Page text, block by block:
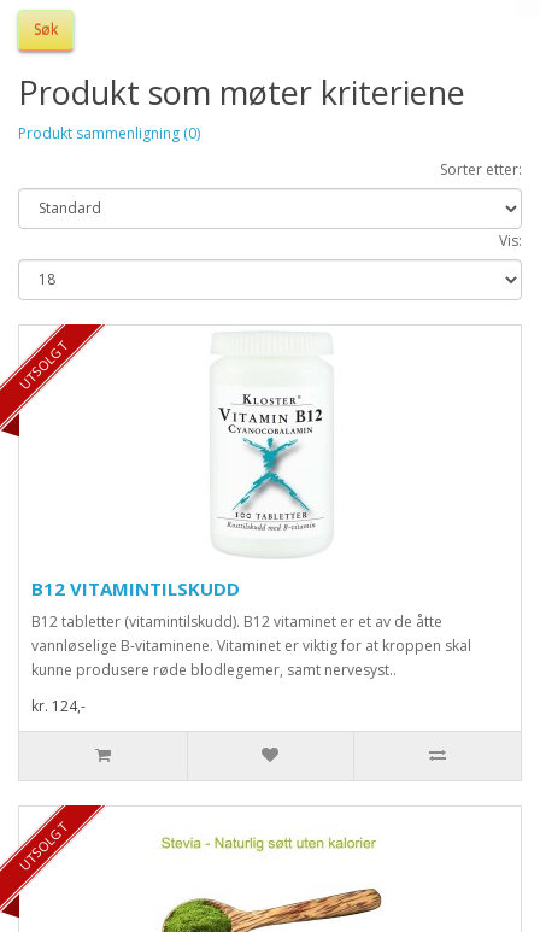
Produkt som møter kriteriene
Produkt sammenligning (0)
Sorter etter:
Vis:
UTSOLGT
B12 VITAMINTILSKUDD
B12 tabletter (vitamintilskudd). B12 vitaminet er et av de åtte
vannløselige B-vitaminene. Vitaminet er viktig for at kroppen skal
kunne produsere røde blodlegemer, samt nervesyst..
kr. 124,-
UTSOLGT